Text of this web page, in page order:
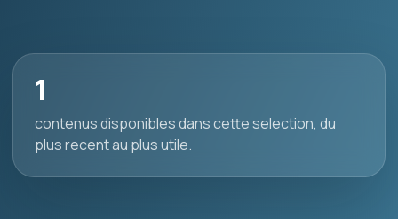
1
contenus disponibles dans cette selection, du
plus recent au plus utile.